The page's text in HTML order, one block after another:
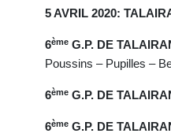
5 AVRIL 2020:
6ème G.P. DE
Poussins – Pupilles –
6ème G.P. DE
6ème G.P. DE